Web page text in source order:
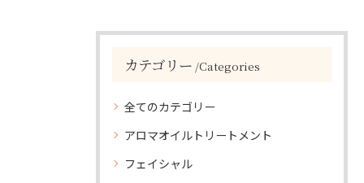
カテゴリー Categories
全てのカテゴリー
アロマオイルトリートメント
フェイシャル